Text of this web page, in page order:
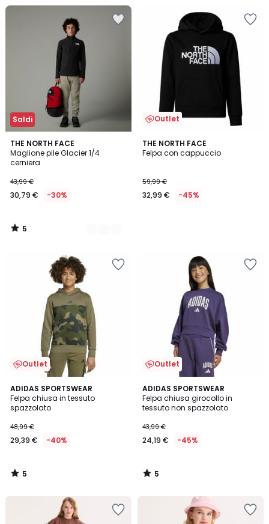
Saldi
THE NORTH FACE
Maglione pile Glacier 1/4
cerniera
43,99 €
30,79 € -30%
5
/
5
2
Colori
5
/
Outlet
THE NORTH FACE
Felpa con cappuccio
59,99 €
32,99 € -45%
Outlet
ADIDAS SPORTSWEAR
Felpa chiusa in tessuto
spazzolato
48,99 €
29,39 € -40%
5
/
5
5
/
Outlet
ADIDAS SPORTSWEAR
Felpa chiusa girocollo in
tessuto non spazzolato
43,99 €
24,19 € -45%
5
/
5
5
/